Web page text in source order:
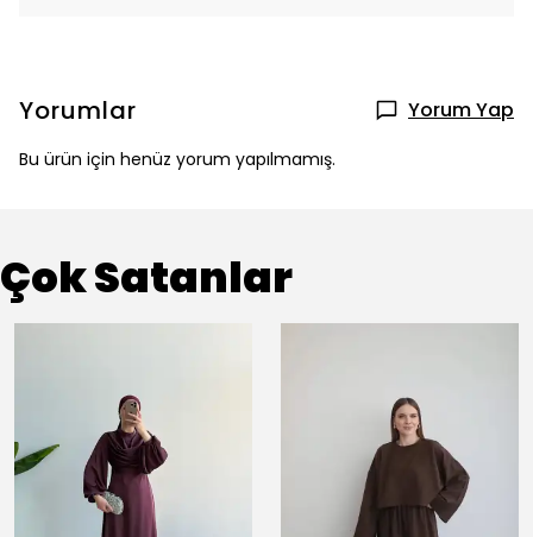
Yorumlar Yorum Yap
Bu ürün için henüz yorum yapılmamış.
Çok Satanlar